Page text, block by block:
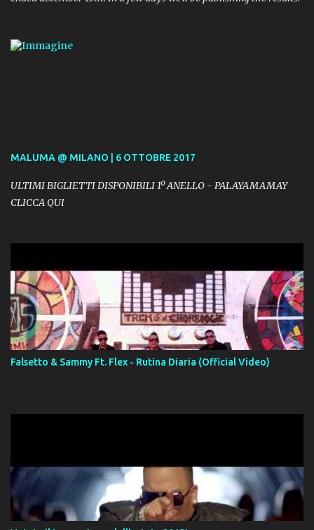
MALUMA @ MILANO | 6 OTTOBRE 2017
ULTIMI BIGLIETTI DISPONIBILI 1º ANELLO - PALAYAMAMAY
CLICCA QUI
Falsetto & Sammy Ft. Flex - Rutina Diaria (Official Video)